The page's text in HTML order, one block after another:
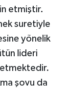
etmiştir.
suretiyle
yönelik
lideri
şovu da